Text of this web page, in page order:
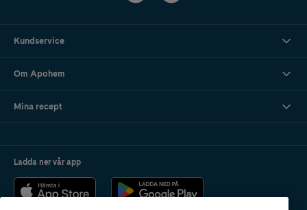
Kundservice
Om Apohem
Mina recept
Ladda ner vår app